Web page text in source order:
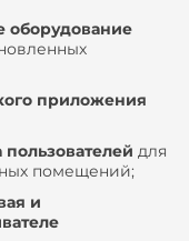
оборудование
приложения
пользователей для
помещений;
и